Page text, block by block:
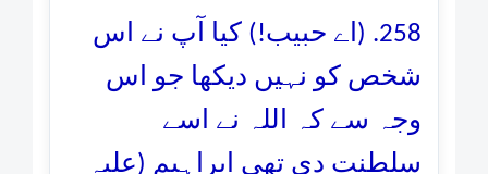
258. (اے حبیب!) کیا آپ نے اس
شخص کو نہیں دیکھا جو اس
وجہ سے کہ اللہ نے اسے
سلطنت دی تھی ابراہیم (علیہ